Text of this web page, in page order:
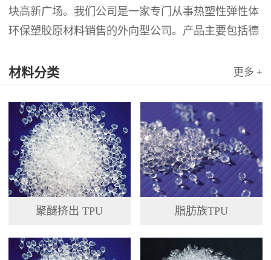
块高新广场。我们公司是一家专门从事热塑性弹性体
环保塑胶原材料销售的外向型公司。产品主要包括德
材料分类 更多 +
聚醚挤出 TPU 脂肪族TPU